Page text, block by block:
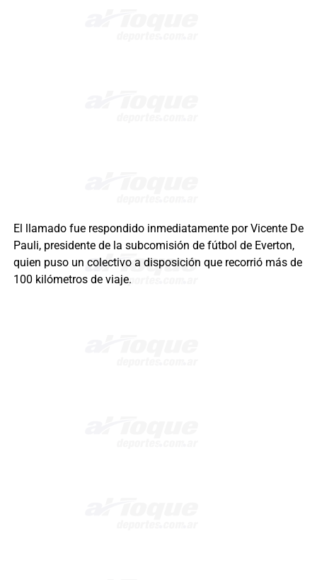
El llamado fue respondido inmediatamente por Vicente De
Pauli, presidente de la subcomisión de fútbol de Everton,
quien puso un colectivo a disposición que recorrió más de
100 kilómetros de viaje.